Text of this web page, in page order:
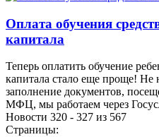
Оплата обучения
капитала
Теперь оплатить обучение
капитала стало еще проще! Не
заполнение документов,
МФЦ, мы работаем через
Новости 320 - 327 из 567
Страницы: